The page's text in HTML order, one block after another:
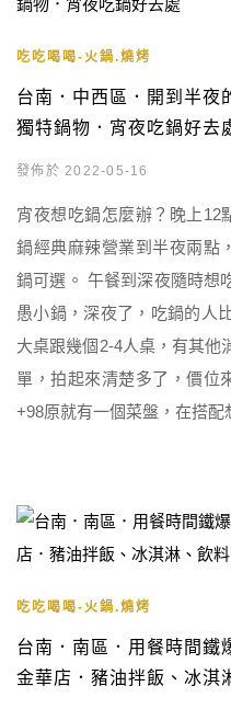
吃吃喝喝-火鍋.燒烤
台南．中西區．開到半夜
獨特鍋物．宵夜吃鍋好去
發佈於 2022-05-16
宵夜想吃鍋怎麼辦？晚上12
鍋經典麻辣營業到半夜兩點
鍋可選。 午餐到深夜隨時想
愚小鍋，深夜了，吃鍋的人
大桌跟幾個2-4人桌，有其他
單，拍起來清楚多了，價位
+98原就有一個菜盤，在搭
吃吃喝喝-火鍋.燒烤
台南．南區．用餐時間鐵
金華店．豬油拌飯、冰淇